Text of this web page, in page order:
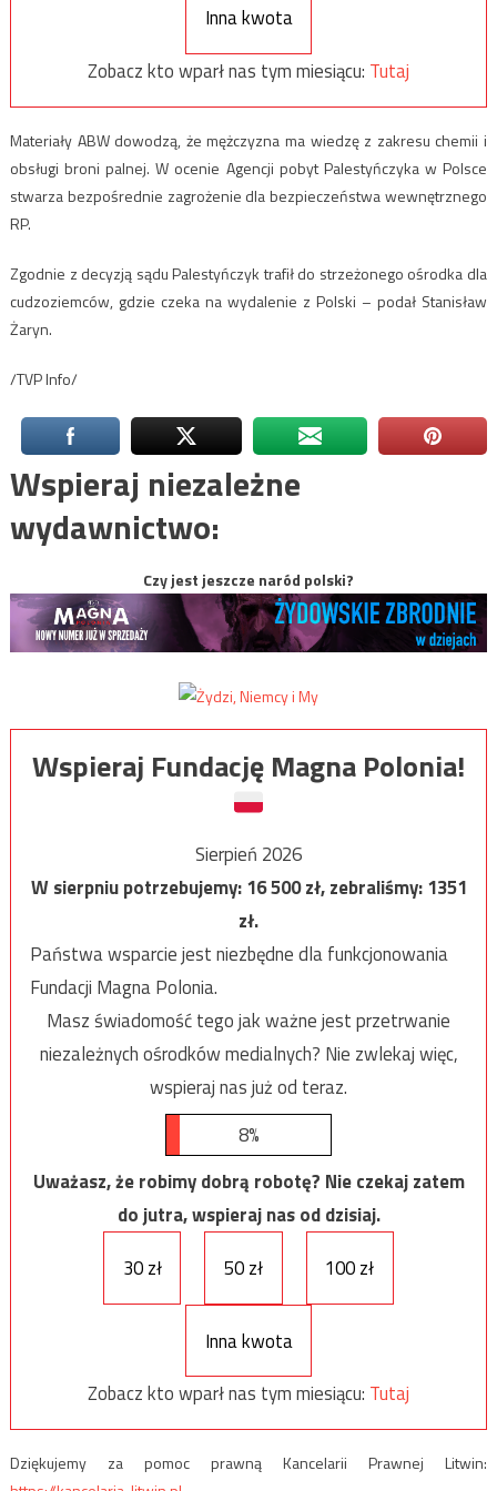
Inna kwota
Zobacz kto wparł nas tym miesiącu: Tutaj
Materiały ABW dowodzą, że mężczyzna ma wiedzę z zakresu chemii i
obsługi broni palnej. W ocenie Agencji pobyt Palestyńczyka w Polsce
stwarza bezpośrednie zagrożenie dla bezpieczeństwa wewnętrznego
RP.
Zgodnie z decyzją sądu Palestyńczyk trafił do strzeżonego ośrodka dla
cudzoziemców, gdzie czeka na wydalenie z Polski – podał Stanisław
Żaryn.
/TVP Info/
Wspieraj niezależne
wydawnictwo:
Czy jest jeszcze naród polski?
Wspieraj Fundację Magna Polonia!
Sierpień 2026
W sierpniu potrzebujemy:16 500zł, zebraliśmy:1351
zł.
Państwa wsparcie jest niezbędne dla funkcjonowania
Fundacji Magna Polonia.
Masz świadomość tego jak ważne jest przetrwanie
niezależnych ośrodków medialnych? Nie zwlekaj więc,
wspieraj nas już od teraz.
8%
Uważasz, że robimy dobrą robotę? Nie czekaj zatem
do jutra, wspieraj nas od dzisiaj.
30 zł
50 zł 100 zł
Inna kwota
Zobacz kto wparł nas tym miesiącu: Tutaj
Dziękujemy za pomoc prawną Kancelarii Prawnej Litwin: